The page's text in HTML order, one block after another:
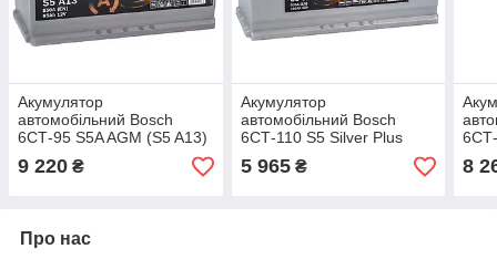
Акумулятор
автомобільний Bosch
6СТ-95 S5A AGM (S5 A13)
9 220 ₴
Акумулятор
автомобільний Bosch
6СТ-110 S5 Silver Plus
(S50 150)
5 965₴ 8
Про нас